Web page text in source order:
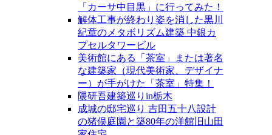
「カーサ中目黒」に行ってみた！
解体工事が終わり姿を消した黒川
紀章のメタボリズム建築 中銀カ
プセルタワービル
美術館にある「茶室」または著名
な建築家（現代美術家、デザイナ
ー）が手がけた「茶室」特集！
隈研吾建築巡りin栃木
成城の邸宅巡り 吉田五十八設計
の猪俣庭園と築80年の洋館旧山田